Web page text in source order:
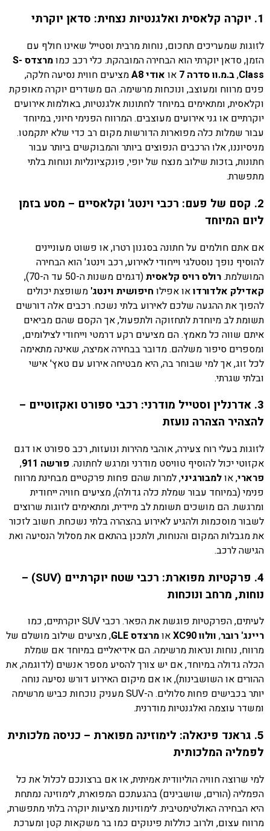
1. יוקרה קלאסית ואלגנטיות נצחית: סדאן יוקרתי
לזוגות שמעריכים תחכום, נוחות מרבית וסטייל שאינו חולף עם
הזמן, סדאן יוקרתי הוא הבחירה המובהקת. כלי רכב כמו
מרצדס S-
Class
,ב.מ.וו סדרה 7 או אודי A8
מציעים חווית נסיעה חלקה,
פנים מרווח ומעוצב, ונוכחות מרשימה. הם משדרים יוקרה מאופקת
וקלאסית, ומתאימים במיוחד לחתונות אלגנטיות, באולמות אירועים
יוקרתיים או גני אירועים מעוצבים. המרווח הפנימי חיוני, במיוחד
עבור שמלות כלה מפוארות הדורשות מקום רב כדי שלא יתקמטו.
מניסיוננו, אלו הרכבים הנפוצים ביותר והמבוקשים ביותר עבור
חתונות, בזכות שילוב מנצח של יופי, פונקציונליות ונוחות בלתי
מתפשרת.
2. קסם של פעם: רכבי וינטג' וקלאסיים – מסע בזמן
ליום המיוחד
אם אתם חולמים על חתונה בסגנון רטרו, או פשוט מעוניינים
להוסיף נופך נוסטלגי וייחודי לאירוע, רכב וינטג' הוא הבחירה
המושלמת.רולס רויס קלאסית(דגמים משנות ה-50 עד ה-70),
קאדילק אלדורדואו אפילו חיפושית וינטג' משופצת יכולים
להפוך את ההגעה שלכם לאירוע בלתי נשכח. רכבים אלה דורשים
תשומת לב מיוחדת לתחזוקה ולתפעול, אך הקסם שהם מביאים
איתם שווה כל מאמץ. הם מציעים רקע דרמטי וייחודי לצילומים,
ומספרים סיפור משלהם. מדובר בבחירה אמיצה, שאינה מתאימה
לכל זוג, אך למי שבוחר בה, היא מבטיחה אירוע עם טאץ' אישי
ובלתי שגרתי.
3. אדרנלין וסטייל מודרני: רכבי ספורט ואקזוטיים –
להצהיר הצהרה נועזת
לזוגות בעלי רוח צעירה, אוהבי מהירות ונועזות, רכב ספורט או דגם
אקזוטי יכול להוסיף טוויסט מודרני ומרגש לחתונה. פורשה 911
,
פרארי, אולמבורגיני, למרות שהם פחות פרקטיים מבחינת מרווח
פנימי (במיוחד עבור שמלת כלה גדולה), מציעים חוויה ייחודית
ומרגשת. הם מושכים תשומת לב מיידית, ומתאימים לזוגות שרוצים
לשבור מוסכמות ולהגיע לאירוע בהצהרה בלתי נשכחת. חשוב לזכור
את מגבלות המקום והנוחות, ולתכנן בהתאם את מסלול הנסיעה ואת
הגישה לרכב.
4. פרקטיות מפוארת: רכבי שטח יוקרתיים (SUV) –
נוחות, מרחב ונוכחות
לעיתים, הפרקטיות פוגשת את הפאר. רכבי SUV יוקרתיים, כמו
ריינג' רובר, וולוו XC90 אומרצדס GLE
, מציעים שילוב מושלם של
מרווח, נוחות ונראות מרשימה. הם אידיאליים במיוחד אם שמלת
הכלה גדולה במיוחד, אם יש צורך להסיע מספר אנשים (לדוגמה, את
ההורים או השושבינות), או אם מיקום האירוע דורש נסיעה נוחה
יותר בכבישים פחות סלולים. ה-SUV מעניק נוכחות כביש מרשימה
ומשדר עוצמה ואלגנטיות מודרנית.
5. גראנד פינאלה: לימוזינה מפוארת – כניסה מלכותית
לפמליה המלכותית
למי שרוצה חוויה הוליוודית אמיתית, או אם ברצונכם לכלול את כל
הפמליה (הורים, שושבינים) בהגעתכם המפוארת, לימוזינה נמתחת
היא הבחירה האולטימטיבית. לימוזינות מציעות יוקרה בלתי מתפשרת,
מרווח עצום, ולרוב כוללות פינוקים כמו בר משקאות קטן ומערכת